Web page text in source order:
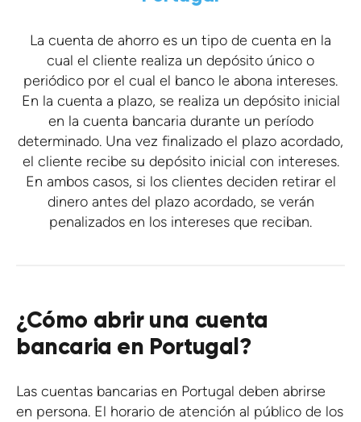
La cuenta de ahorro es un tipo de cuenta en la
cual el cliente realiza un depósito único o
periódico por el cual el banco le abona intereses.
En la cuenta a plazo, se realiza un depósito inicial
en la cuenta bancaria durante un período
determinado. Una vez finalizado el plazo acordado,
el cliente recibe su depósito inicial con intereses.
En ambos casos, si los clientes deciden retirar el
dinero antes del plazo acordado, se verán
penalizados en los intereses que reciban.
¿Cómo abrir una cuenta
bancaria en Portugal?
Las cuentas bancarias en Portugal deben abrirse
en persona. El horario de atención al público de los